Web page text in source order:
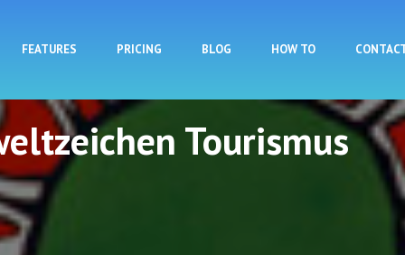
FEATURES PRICING BLOG HOW TO
Tourismus